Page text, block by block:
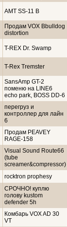
АМТ SS-11 B
Продам VOX Bbulldog
distortion
T-REX Dr. Swamp
T-Rex Tremster
SansAmp GT-2
поменю на LINE6
echo park, BOSS DD-6
перегруз и
контроллер для лайн
6
Продам PEAVEY
RAGE-158
Visual Sound Route66
(tube
screamer&compressor)
rocktron prophesy
СРОЧНО! куплю
голову kustom
defender 5h
Комбарь VOX AD 30
VT